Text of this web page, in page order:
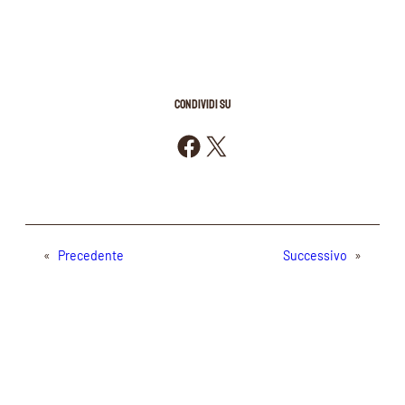
CONDIVIDI SU
Condividi su Facebook
Condividi su X
« Precedente Successivo »